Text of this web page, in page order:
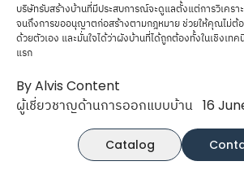
บริษัทรับสร้างบ้านที่มีประสบการณ์จะดูแลตั้งแต่การวิเครา
จนถึงการขออนุญาตก่อสร้างตามกฎหมาย ช่วยให้คุณไม่ต้
ด้วยตัวเอง และมั่นใจได้ว่าผังบ้านที่ได้ถูกต้องทั้งในเชิงเ
แรก
By Alvis Content
ผู้เชี่ยวชาญด้านการออกแบบบ้าน 16
Catalog